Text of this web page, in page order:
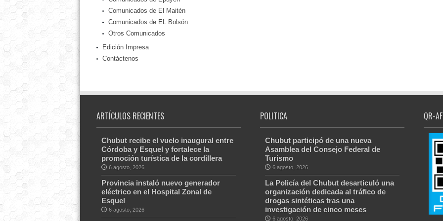
Comunicados de El Maitén
Comunicados de EL Bolsón
Otros Comunicados
Edición Impresa
Contáctenos
ARTÍCULOS RECIENTES
Chubut recibe el vuelo inaugural entre
Córdoba y Esquel y fortalece la
promoción turística de la cordillera
6 agosto, 2026
Provincia instaló nuevo generador
eléctrico en el Hospital Zonal de
Esquel
6 agosto, 2026
POLITICA
Chubut participó de una nueva
Asamblea del Consejo Federal de
Turismo
6 agosto, 2026
La Policía del Chubut desarticuló una
organización dedicada al tráfico de
drogas sintéticas tras una
investigación de cinco meses
6 agosto, 2026
QR-